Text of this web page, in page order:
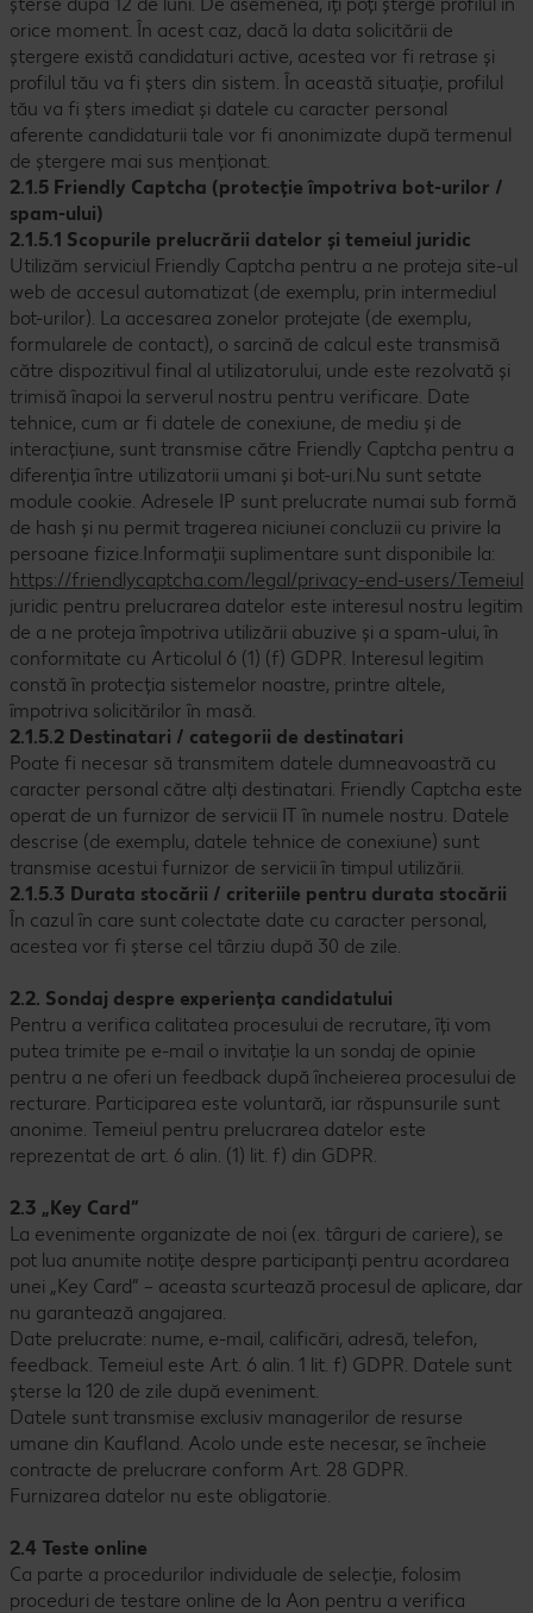
orice moment. În acest caz, dacă la data solicitării de
ștergere există candidaturi active, acestea vor fi retrase și
profilul tău va fi șters din sistem. În această situație, profilul
tău va fi șters imediat și datele cu caracter personal
aferente candidaturii tale vor fi anonimizate după termenul
de ștergere mai sus menționat.
2.1.5 Friendly Captcha (protecție împotriva bot-urilor /
spam-ului)
2.1.5.1 Scopurile prelucrării datelor și temeiul juridic
Utilizăm serviciul Friendly Captcha pentru a ne proteja site-ul
web de accesul automatizat (de exemplu, prin intermediul
bot-urilor). La accesarea zonelor protejate (de exemplu,
formularele de contact), o sarcină de calcul este transmisă
către dispozitivul final al utilizatorului, unde este rezolvată și
trimisă înapoi la serverul nostru pentru verificare. Date
tehnice, cum ar fi datele de conexiune, de mediu și de
interacțiune, sunt transmise către Friendly Captcha pentru a
diferenția între utilizatorii umani și bot-uri.Nu sunt setate
module cookie. Adresele IP sunt prelucrate numai sub formă
de hash și nu permit tragerea niciunei concluzii cu privire la
persoane fizice.Informații suplimentare sunt disponibile la:
https://friendlycaptcha.com/legal/privacy-end-users/.Temeiul
juridic pentru prelucrarea datelor este interesul nostru legitim
de a ne proteja împotriva utilizării abuzive și a spam-ului, în
conformitate cu Articolul 6 (1) (f) GDPR. Interesul legitim
constă în protecția sistemelor noastre, printre altele,
împotriva solicitărilor în masă.
2.1.5.2 Destinatari / categorii de destinatari
Poate fi necesar să transmitem datele dumneavoastră cu
caracter personal către alți destinatari. Friendly Captcha este
operat de un furnizor de servicii IT în numele nostru. Datele
descrise (de exemplu, datele tehnice de conexiune) sunt
transmise acestui furnizor de servicii în timpul utilizării.
2.1.5.3 Durata stocării / criteriile pentru durata stocării
În cazul în care sunt colectate date cu caracter personal,
acestea vor fi șterse cel târziu după 30 de zile.
2.2. Sondaj despre experiența candidatului
Pentru a verifica calitatea procesului de recrutare, îți vom
putea trimite pe e-mail o invitație la un sondaj de opinie
pentru a ne oferi un feedback după încheierea procesului de
recturare. Participarea este voluntară, iar răspunsurile sunt
anonime. Temeiul pentru prelucrarea datelor este
reprezentat de art. 6 alin. (1) lit. f) din GDPR.
2.3 „Key Card”
La evenimente organizate de noi (ex. târguri de cariere), se
pot lua anumite notițe despre participanți pentru acordarea
unei „Key Card” – aceasta scurtează procesul de aplicare, dar
nu garantează angajarea.
Date prelucrate: nume, e-mail, calificări, adresă, telefon,
feedback. Temeiul este Art. 6 alin. 1 lit. f) GDPR. Datele sunt
șterse la 120 de zile după eveniment.
Datele sunt transmise exclusiv managerilor de resurse
umane din Kaufland. Acolo unde este necesar, se încheie
contracte de prelucrare conform Art. 28 GDPR.
Furnizarea datelor nu este obligatorie.
2.4 Teste online
Ca parte a procedurilor individuale de selecție, folosim
proceduri de testare online de la Aon pentru a verifica